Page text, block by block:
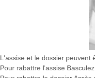
L'assise et le dossier peuvent
Pour rabattre l'assise